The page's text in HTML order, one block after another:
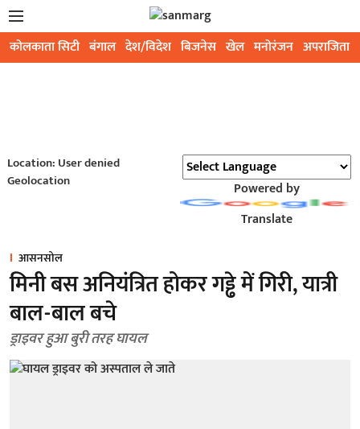
कोलकाता सिटी बंगाल देश/विदेश बिजनेस खेल मनोरंजन अपराजिता
Location: User denied
Geolocation
Powered by
Translate
आसनसोल
मिनी बस अनियंत्रित होकर गड्ढे में गिरी, यात्री
बाल-बाल बचे
ड्राइवर हुआ बुरी तरह घायल